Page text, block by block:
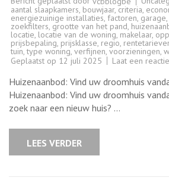
aantal slaapkamers, bouwjaar,criteria,
energiezuinige installaties, factoren, garage,
zoekfilters, grootte van het pand,
locatie, locatie van de woning, makelaar,
prijsbepaling, prijsklasse, regio,
tuin,type woning, verfijnen, voorzieningen,
Geplaatst op 12 juli 2025 Laat een
Huizenaanbod: Vind uw droomhuis
Huizenaanbod: Vind uw droomhuis
zoek naar een nieuw huis? …
LEES VERDER